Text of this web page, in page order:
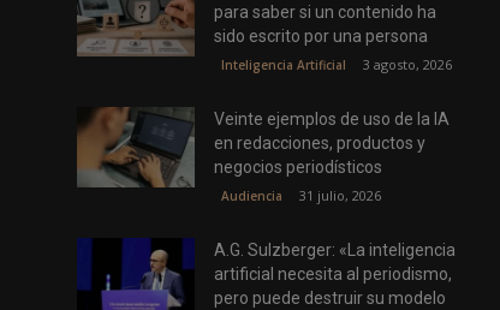
para saber si un contenido ha
sido escrito por una persona
Inteligencia Artificial 3 agosto, 2026
Veinte ejemplos de uso de la IA
en redacciones, productos y
negocios periodísticos
Audiencia 31 julio, 2026
A.G. Sulzberger: «La inteligencia
artificial necesita al periodismo,
pero puede destruir su modelo